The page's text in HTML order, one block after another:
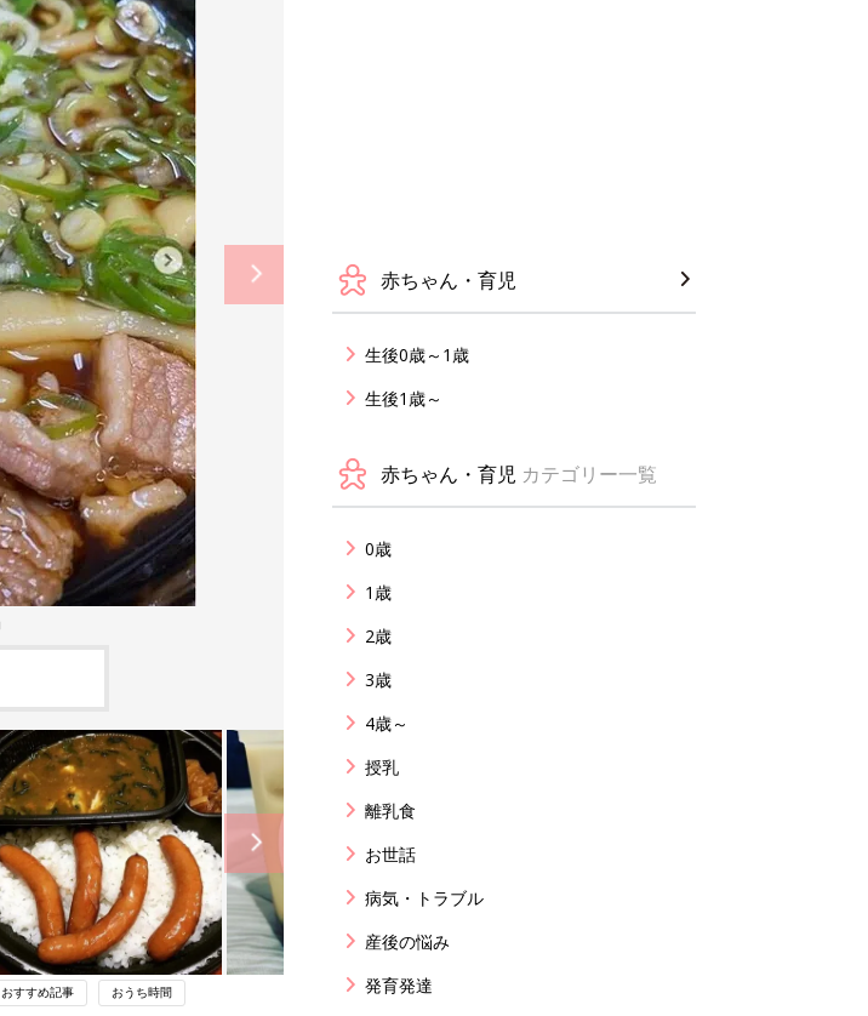
おすすめ記事 おうち時間
赤ちゃん・育児
生後0歳～1歳
生後1歳～
赤ちゃん・育児 カテゴリー一覧
0歳
1歳
2歳
3歳
4歳～
授乳
離乳食
お世話
病気・トラブル
産後の悩み
発育発達